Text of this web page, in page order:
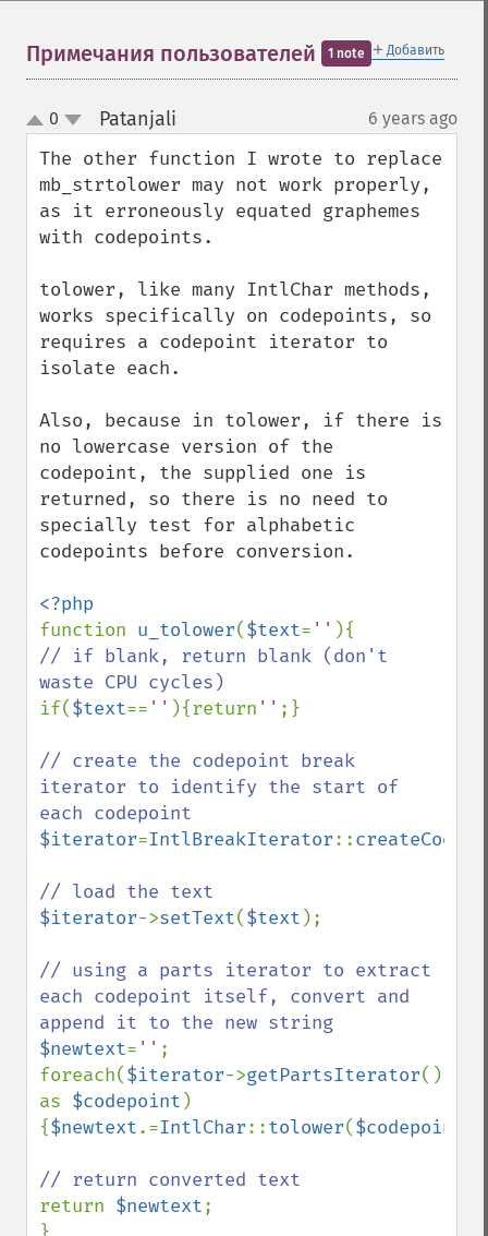
＋ Добавить
Примечания пользователей 1 note
up
down
0 Patanjali 6 years ago
The other function I wrote to replace
mb_strtolower may not work properly,
as it erroneously equated graphemes
with codepoints.
tolower, like many IntlChar methods,
works specifically on codepoints, so
requires a codepoint iterator to
isolate each.
Also, because in tolower, if there is
no lowercase version of the
codepoint, the supplied one is
returned, so there is no need to
specially test for alphabetic
codepoints before conversion.
function u_tolower($text= ''
// if blank, return blank (don't
if($text== '' ){return '' ;}
// create the codepoint break
iterator to identify the start of
$iterator=IntlBreakIterator::
$iterator->setText($text );
// using a parts iterator to extract
each codepoint itself, convert and
$newtext= '' ;
foreach($iterator->getPartsIterator()
as $codepoint )
{$newtext.=IntlChar::tolower($codepoint
return $newtext;